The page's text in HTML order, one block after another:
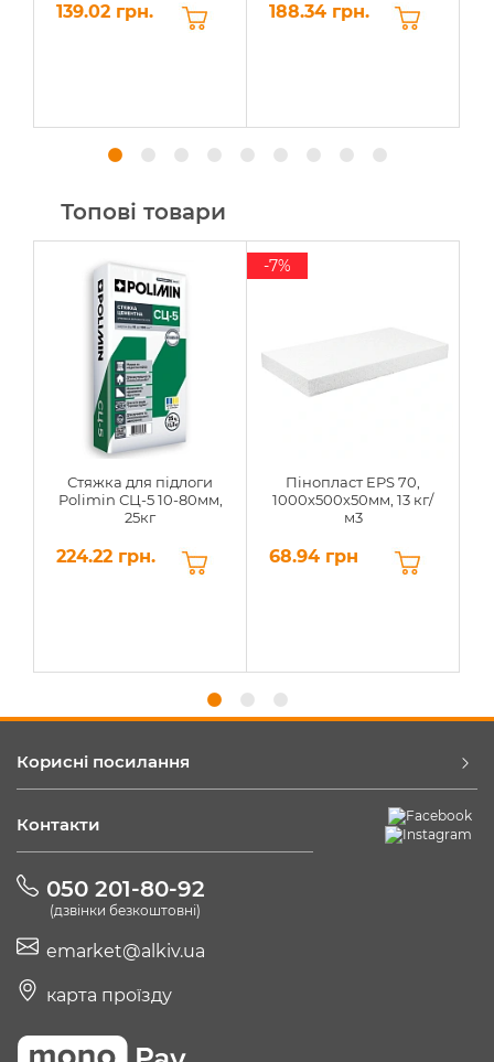
139.02 грн. 188.34 грн.
Топові товари
Стяжка для підлоги
Polimin СЦ-5 10-80мм,
25кг
224.22 грн.
Пінопласт EPS 70,
1000х500х50мм, 13 кг/
м3
68.94 грн
-7%
Корисні посилання
Контакти
050 201-80-92
(дзвінки безкоштовні)
emarket@alkiv.ua
карта проїзду